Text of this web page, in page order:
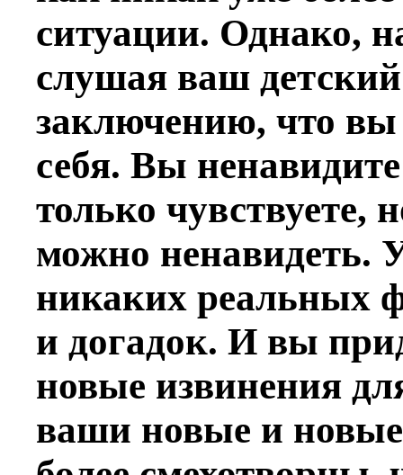
ситуации. Однако,
слушая ваш
заключению, что вы
себя. Вы
только чувствуете,
можно ненавидеть.
никаких реальных
и догадок. И вы
новые извинения
ваши новые и новые